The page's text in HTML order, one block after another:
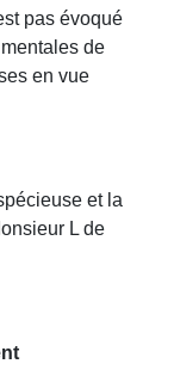
pas évoqué
de
en vue
et la
L de